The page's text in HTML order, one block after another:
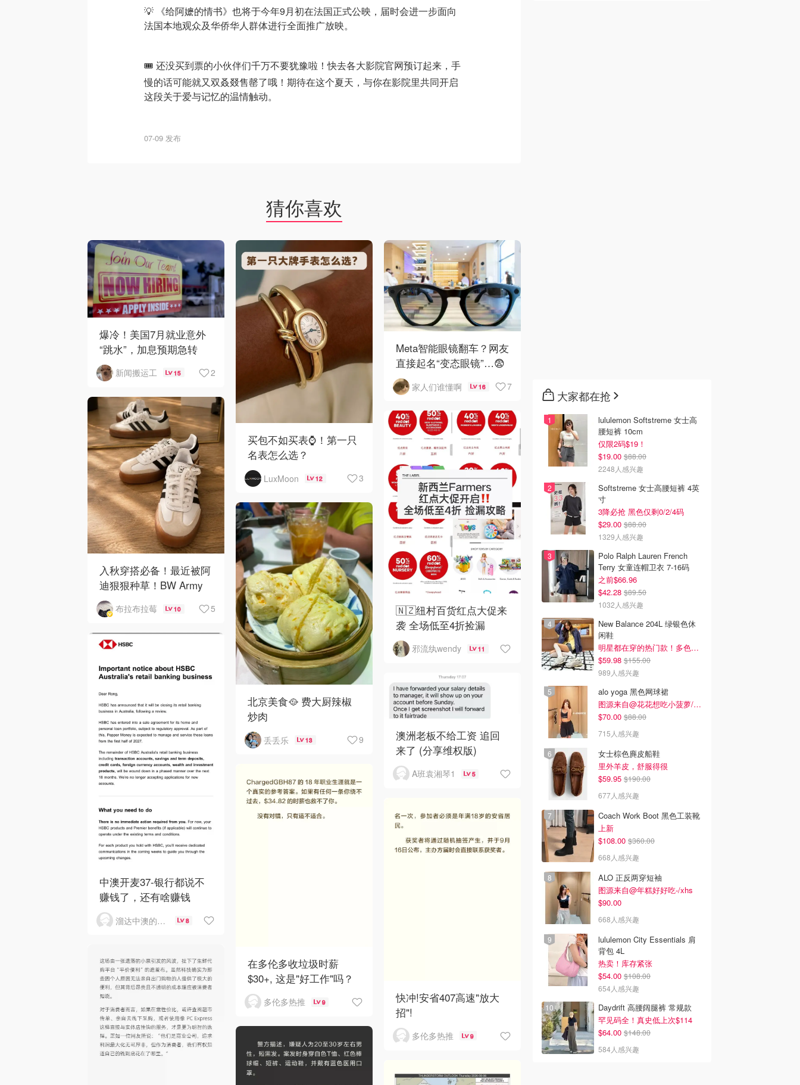
💡 《给阿嬷的情书》也将于今年9月初在法国正式公映，届时会进一步面向
法国本地观众及华侨华人群体进行全面推广放映。
🎟️ 还没买到票的小伙伴们千万不要犹豫啦！快去各大影院官网预订起来，手
慢的话可能就又双叒叕售罄了哦！期待在这个夏天，与你在影院里共同开启
这段关于爱与记忆的温情触动。
07-09 发布
猜你喜欢
爆冷！美国7月就业意外
“跳水”，加息预期急转
弯！
新闻搬运工 15 2
买包不如买表⌚️！第一只
名表怎么选？
LuxMoon 12 3
Meta智能眼镜翻车？网友
直接起名“变态眼镜”…😨
家人们谁懂啊 16 7
入秋穿搭必备！最近被阿
迪狠狠种草！BW Army
和 Sambae 值得拥有！
布拉布拉莓 10 5
🇳🇿纽村百货红点大促来
袭 全场低至4折捡漏
邪流纨wendy 11
北京美食🥘 费大厨辣椒
炒肉
丢丢乐 13 9
中澳开麦37-银行都说不
赚钱了，还有啥赚钱
溜达中澳的王公子 8
澳洲老板不给工资 追回
来了 (分享维权版)
A班袁湘琴1 5
在多伦多收垃圾时薪
$30+, 这是"好工作"吗？
多伦多热推 9
快冲!安省407高速"放大
招"!
多伦多热推 9
大家都在抢
lululemon Softstreme 女士高
腰短裤 10cm
仅限2码$19！
$19.00 $88.00
2248人感兴趣
Softstreme 女士高腰短裤 4英
寸
3降必抢 黑色仅剩0/2/4码
$29.00 $88.00
1329人感兴趣
Polo Ralph Lauren French
Terry 女童连帽卫衣 7-16码
之前$66.96
$42.28 $89.50
1032人感兴趣
New Balance 204L 绿银色休
闲鞋
明星都在穿的热门款！多色可选 3.8折
$59.98 $155.00
989人感兴趣
alo yoga 黑色网球裙
图源来自@花花想吃小菠萝/xhs
$70.00 $88.00
715人感兴趣
女士棕色麂皮船鞋
里外羊皮，舒服得很
$59.95 $190.00
677人感兴趣
Coach Work Boot 黑色工装靴
上新
$108.00 $360.00
668人感兴趣
ALO 正反两穿短袖
图源来自@年糕好好吃-/xhs
$90.00
668人感兴趣
lululemon City Essentials 肩
背包 4L
热卖！库存紧张
$54.00 $108.00
654人感兴趣
Daydrift 高腰阔腿裤 常规款
罕见码全！真史低上次$114
$64.00 $148.00
584人感兴趣